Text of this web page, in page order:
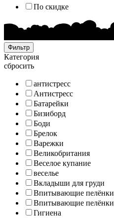
По скидке
Фильтр
Категория
сбросить
антистресс
Антистресс
Батарейки
Бизиборд
Боди
Брелок
Варежки
Великобритания
Веселое купание
веселье
Вкладыши для груди
Впитывающие пелёнки
Впитывающие пелёнки
Гигиена